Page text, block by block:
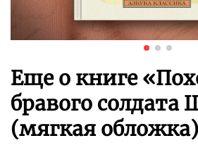
Еще о книге «
бравого солдата
(мягкая обложка)